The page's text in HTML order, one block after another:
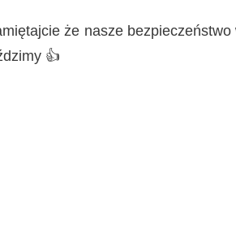
że nasze
👍